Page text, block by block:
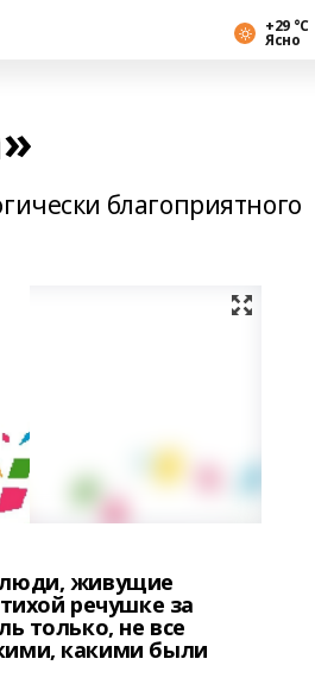
+29 °С
Ясно
благоприятного
люди, живущие
речушке за
только, не все
какими были